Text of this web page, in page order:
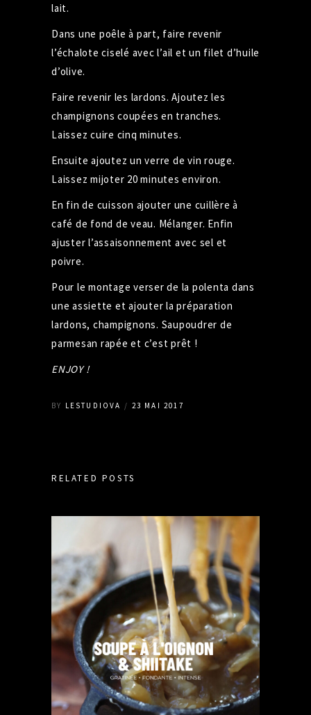
lait.
Dans une poêle à part, faire revenir
l’échalote ciselé avec l’ail et un filet d’huile
d’olive.
Faire revenir les lardons. Ajoutez les
champignons coupées en tranches.
Laissez cuire cinq minutes.
Ensuite ajoutez un verre de vin rouge.
Laissez mijoter 20 minutes environ.
En fin de cuisson ajouter une cuillère à
café de fond de veau. Mélanger. Enfin
ajuster l’assaisonnement avec sel et
poivre.
Pour le montage verser de la polenta dans
une assiette et ajouter la préparation
lardons, champignons. Saupoudrer de
parmesan rapée et c’est prêt !
ENJOY !
BY LESTUDIOVA 23 MAI 2017
RELATED POSTS